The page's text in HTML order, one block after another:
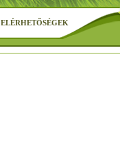
ELÉRHETŐSÉGEK